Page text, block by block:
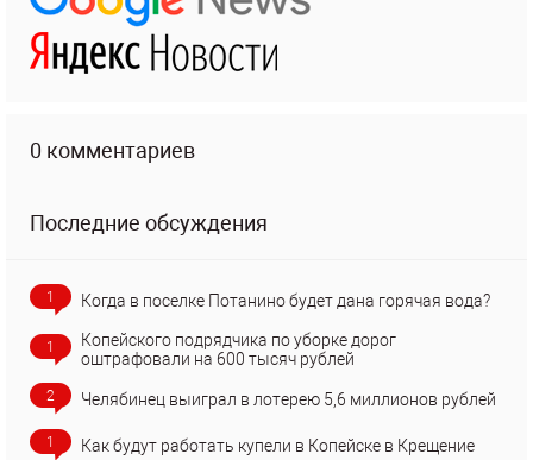
0 комментариев
Последние обсуждения
1 Когда в поселке Потанино будет дана горячая вода?
1
Копейского подрядчика по уборке дорог
оштрафовали на 600 тысяч рублей
2 Челябинец выиграл в лотерею 5,6 миллионов рублей
1 Как будут работать купели в Копейске в Крещение